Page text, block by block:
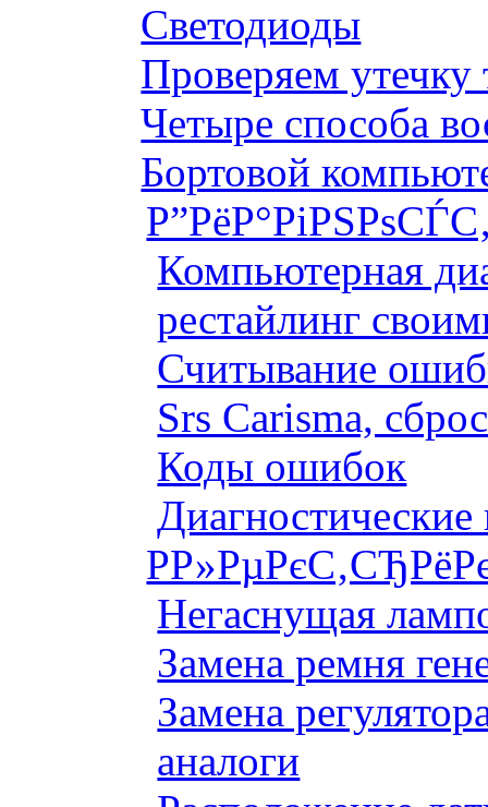
Светодиоды
Проверяем утечку
Четыре способа
Бортовой
Компьютерная
рестайлинг
Считывание
Srs Carisma,
Коды ошибок
Негаснущая
Замена ремня
Замена
аналоги